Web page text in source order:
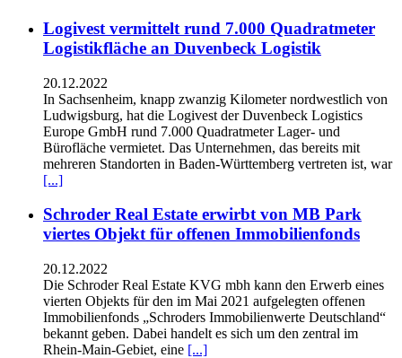
Logivest vermittelt rund 7.000 Quadratmeter
Logistikfläche an Duvenbeck Logistik
20.12.2022
In Sachsenheim, knapp zwanzig Kilometer nordwestlich von
Ludwigsburg, hat die Logivest der Duvenbeck Logistics
Europe GmbH rund 7.000 Quadratmeter Lager- und
Bürofläche vermietet. Das Unternehmen, das bereits mit
mehreren Standorten in Baden-Württemberg vertreten ist, war
[...]
Schroder Real Estate erwirbt von MB Park
viertes Objekt für offenen Immobilienfonds
20.12.2022
Die Schroder Real Estate KVG mbh kann den Erwerb eines
vierten Objekts für den im Mai 2021 aufgelegten offenen
Immobilienfonds „Schroders Immobilienwerte Deutschland“
bekannt geben. Dabei handelt es sich um den zentral im
Rhein-Main-Gebiet, eine [...]